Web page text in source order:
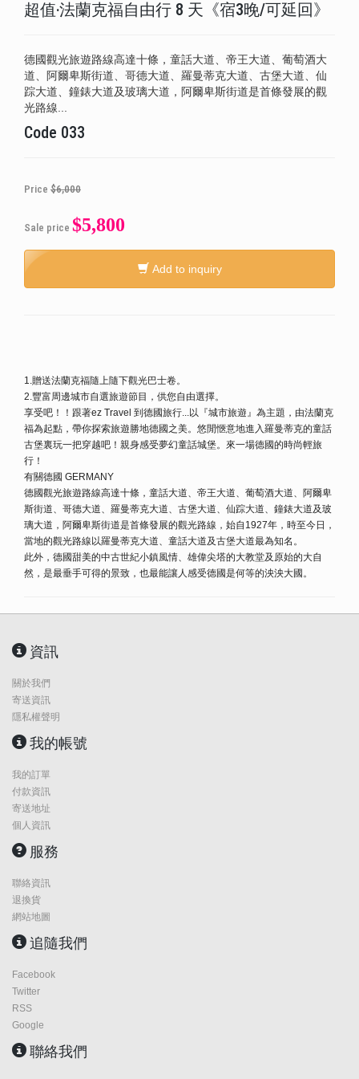
超值‧法蘭克福自由行 8 天《宿3晚/可延回》
德國觀光旅遊路線高達十條，童話大道、帝王大道、葡萄酒大
道、阿爾卑斯街道、哥德大道、羅曼蒂克大道、古堡大道、仙
踪大道、鐘錶大道及玻璃大道，阿爾卑斯街道是首條發展的觀
光路線...
Code 033
Price $6,000
Sale price $5,800
Add to inquiry
1.贈送法蘭克福隨上隨下觀光巴士卷。
2.豐富周邊城市自選旅遊節目，供您自由選擇。
享受吧！！跟著ez Travel 到德國旅行...以『城市旅遊』為主題，由法蘭克
福為起點，帶你探索旅遊勝地德國之美。悠閒愜意地進入羅曼蒂克的童話
古堡裏玩一把穿越吧！親身感受夢幻童話城堡。來一場德國的時尚輕旅
行！
有關德國 GERMANY
德國觀光旅遊路線高達十條，童話大道、帝王大道、葡萄酒大道、阿爾卑
斯街道、哥德大道、羅曼蒂克大道、古堡大道、仙踪大道、鐘錶大道及玻
璃大道，阿爾卑斯街道是首條發展的觀光路線，始自1927年，時至今日，
當地的觀光路線以羅曼蒂克大道、童話大道及古堡大道最為知名。
此外，德國甜美的中古世紀小鎮風情、雄偉尖塔的大教堂及原始的大自
然，是最垂手可得的景致，也最能讓人感受德國是何等的泱泱大國。
資訊
關於我們
寄送資訊
隱私權聲明
我的帳號
我的訂單
付款資訊
寄送地址
個人資訊
服務
聯絡資訊
退換貨
網站地圖
追隨我們
Facebook
Twitter
RSS
Google
聯絡我們